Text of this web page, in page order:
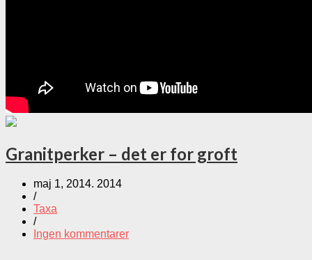
Granitperker – det er for groft
maj 1, 2014. 2014
/
Taxa
/
Ingen kommentarer